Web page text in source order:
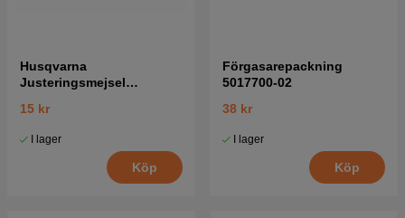
Husqvarna
Justeringsmejsel
15 kr
I lager
Köp
Förgasarepackning
5017700-02
38 kr
I lager
Köp